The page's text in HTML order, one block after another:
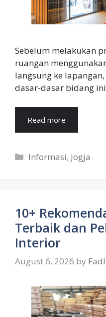
Sebelum melakukan
ruangan
langsung ke
dasar-dasar bidang
Read more
Categories
Informasi, Jogja
10+
Terbaik dan
Interior
August 6, 2026 by